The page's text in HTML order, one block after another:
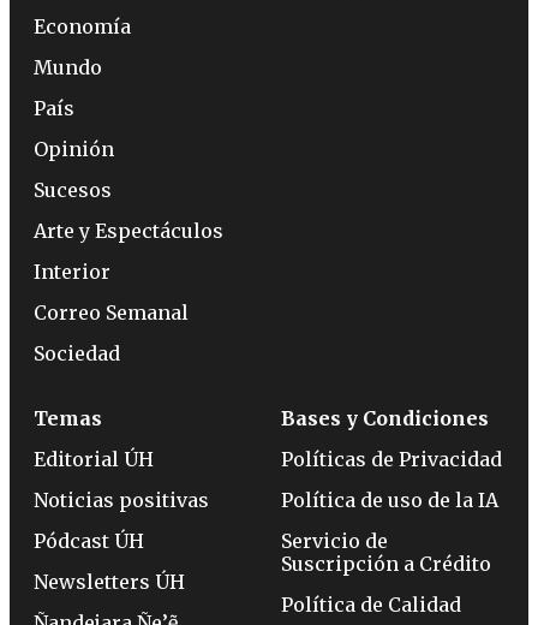
Economía
Mundo
País
Opinión
Sucesos
Arte y Espectáculos
Interior
Correo Semanal
Sociedad
Temas
Editorial ÚH
Noticias positivas
Pódcast ÚH
Newsletters ÚH
Bases y Condiciones
Políticas de Privacidad
Política de uso de la IA
Servicio de
Suscripción a Crédito
Política de Calidad